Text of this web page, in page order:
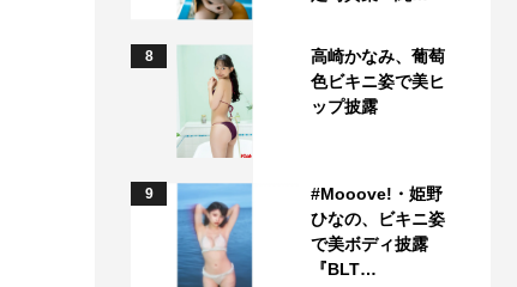
8
高崎かなみ、葡萄
色ビキニ姿で美ヒ
ップ披露
9
#Mooove!・姫野
ひなの、ビキニ姿
で美ボディ披露
『BLT…